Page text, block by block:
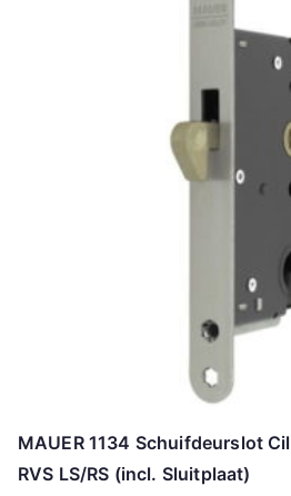
MAUER 1134 Schuifdeurslot
RVS LS/RS (incl. Sluitplaat)